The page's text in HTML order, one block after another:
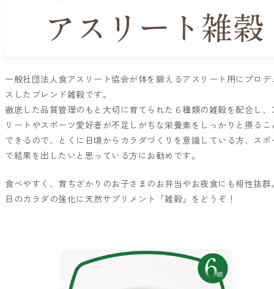
一般社団法人食アスリート協会が体を鍛えるアスリート用にプロデ
スしたブレンド雑穀です。
徹底した品質管理のもと大切に育てられた６種類の雑穀を配合し、
リートやスポーツ愛好者が不足しがちな栄養素をしっかりと摂るこ
できるので、とくに日頃からカラダづくりを意識している方、スポ
で結果を出したいと思っている方にお勧めです。
食べやすく、育ちざかりのお子さまのお弁当やお夜食にも相性抜群
日のカラダの強化に天然サプリメント「雑穀」をどうぞ！